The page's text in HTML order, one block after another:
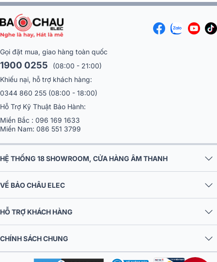
Để mang đến cho người dùng trải nghiệm âm nhạc tuyệt vời,Loa
Devialet Phantom I 103DB
Gồm Aluminum Tweeter driver; Aluminum Medium driver; Aluminum
Bass drivers được cấp bằng sáng chế, đáp ứng mọi nhu cầu sử
ARM Cortex-A9 1.25GHz Bộ nhớ 512MB DDR3-1600, Devialet
RES đỉnh cao trong khoảng tần số 16Hz đến 25kHz (@ -6dB) Độ
chính xác trong đáp ứng tần số: ± 2dB từ 20Hz đến 20kHz
Gọi đặt mua, giao hàng toàn quốc
1900 0255
(08:00 - 21:00)
Khiếu nại, hỗ trợ khách hàng:
0344 860 255 (08:00 - 18:00)
Hỗ Trợ Kỹ Thuật Bảo Hành:
Miền Bắc : 096 169 1633
Miền Nam: 086 551 3799
HỆ THỐNG 18 SHOWROOM, CỬA HÀNG ÂM THANH
VỀ BẢO CHÂU ELEC
HỖ TRỢ KHÁCH HÀNG
CHÍNH SÁCH CHUNG